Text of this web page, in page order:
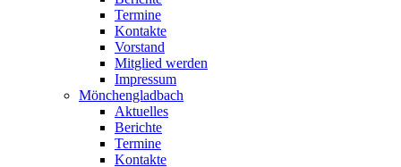
Termine
Kontakte
Vorstand
Mitglied werden
Impressum
Mönchengladbach
Aktuelles
Berichte
Termine
Kontakte